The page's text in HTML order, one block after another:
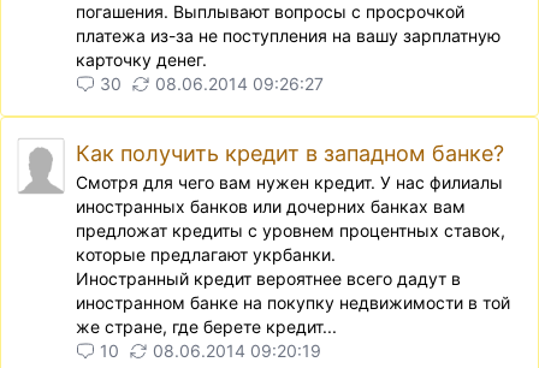
погашения. Выплывают вопросы с просрочкой
платежа из-за не поступления на вашу зарплатную
карточку денег.
30
08.06.2014 09:26:27
Как получить кредит в западном банке?
Смотря для чего вам нужен кредит. У нас филиалы
иностранных банков или дочерних банках вам
предложат кредиты с уровнем процентных ставок,
которые предлагают укрбанки.
Иностранный кредит вероятнее всего дадут в
иностранном банке на покупку недвижимости в той
же стране, где берете кредит...
10
08.06.2014 09:20:19